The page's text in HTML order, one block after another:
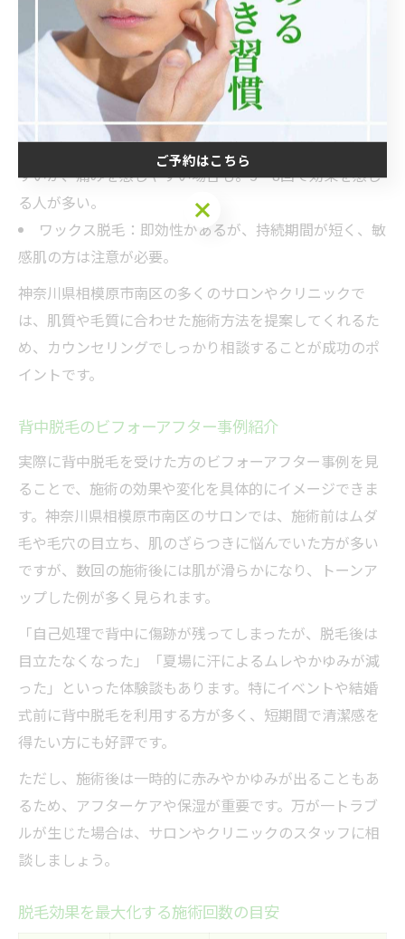
わせて選ぶことが重要です。
代表的な脱毛方法の比較
光脱毛：痛みが少なく、広範囲に適している。一般的
に8〜12回程度の施術が必要。
医療レーザー脱毛：高い脱毛効果を短期間で実感しや
すいが、痛みを感じやすい場合も。5〜8回で効果を感じ
る人が多い。
ワックス脱毛：即効性があるが、持続期間が短く、敏
感肌の方は注意が必要。
神奈川県相模原市南区の多くのサロンやクリニックで
は、肌質や毛質に合わせた施術方法を提案してくれるた
め、カウンセリングでしっかり相談することが成功のポ
イントです。
背中脱毛のビフォーアフター事例紹介
実際に背中脱毛を受けた方のビフォーアフター事例を見
ることで、施術の効果や変化を具体的にイメージできま
す。神奈川県相模原市南区のサロンでは、施術前はムダ
毛や毛穴の目立ち、肌のざらつきに悩んでいた方が多い
ですが、数回の施術後には肌が滑らかになり、トーンア
ップした例が多く見られます。
「自己処理で背中に傷跡が残ってしまったが、脱毛後は
目立たなくなった」「夏場に汗によるムレやかゆみが減
った」といった体験談もあります。特にイベントや結婚
式前に背中脱毛を利用する方が多く、短期間で清潔感を
得たい方にも好評です。
ただし、施術後は一時的に赤みやかゆみが出ることもあ
るため、アフターケアや保湿が重要です。万が一トラブ
ルが生じた場合は、サロンやクリニックのスタッフに相
談しましょう。
脱毛効果を最大化する施術回数の目安
ご予約はこちら
ご予約はこちら